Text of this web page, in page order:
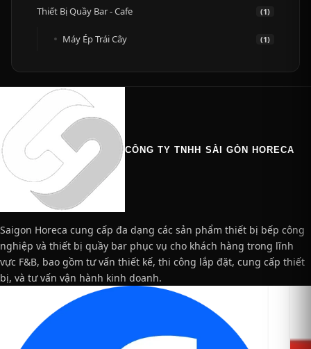
Thiết Bị Quầy Bar - Cafe (1)
Máy Ép Trái Cây (1)
CÔNG TY TNHH SÀI GÒN HORECA
Saigon Horeca cung cấp đa dạng các sản phẩm thiết bị bếp công
nghiệp và thiết bị quầy bar phục vụ cho khách hàng trong lĩnh
vực F&B, bao gồm tư vấn thiết kế, thi công lắp đặt, cung cấp thiết
bị, và tư vấn vận hành kinh doanh.